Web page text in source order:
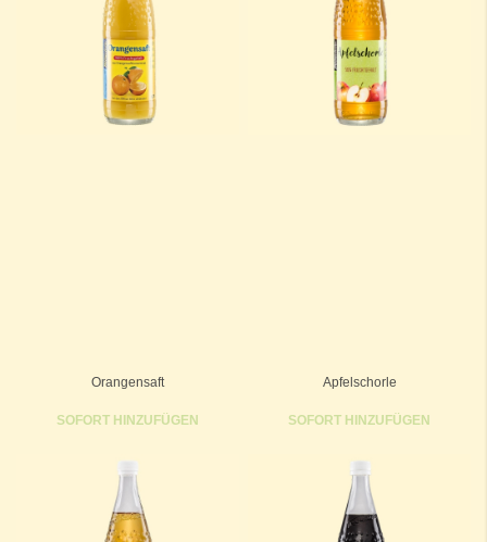
Orangensaft
SOFORT HINZUFÜGEN
Apfelschorle
SOFORT HINZUFÜGEN